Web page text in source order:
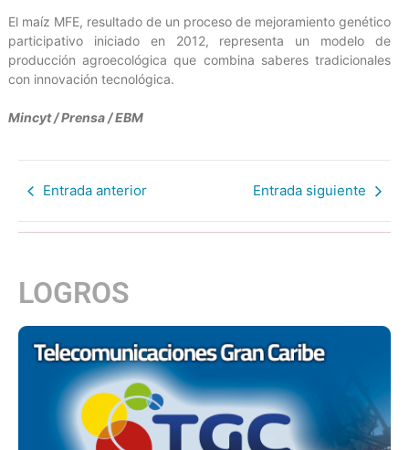
El maíz MFE, resultado de un proceso de mejoramiento genético
participativo iniciado en 2012, representa un modelo de
producción agroecológica que combina saberes tradicionales
con innovación tecnológica.
Mincyt / Prensa / EBM
Entrada anterior Entrada siguiente
LOGROS